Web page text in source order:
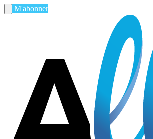
M'abonner